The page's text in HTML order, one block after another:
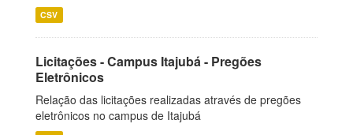
CSV
Licitações - Campus Itajubá - Pregões
Eletrônicos
Relação das licitações realizadas através de pregões
eletrônicos no campus de Itajubá